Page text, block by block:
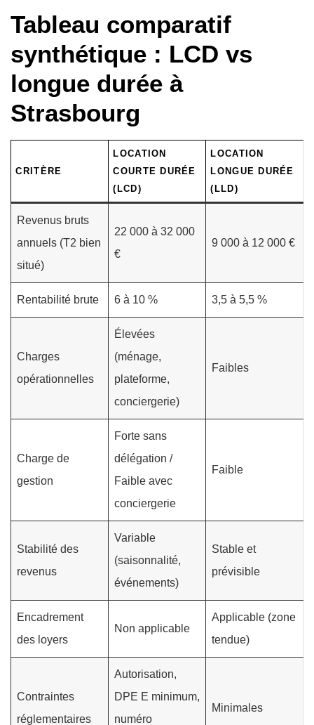
Tableau comparatif
synthétique : LCD vs
longue durée à
Strasbourg
CRITÈRE
LOCATION
COURTE DURÉE
(LCD)
LOCATION
LONGUE DURÉE
(LLD)
Revenus bruts
annuels (T2 bien
situé)
22 000 à 32 000
€
9 000 à 12 000 €
Rentabilité brute 6 à 10 % 3,5 à 5,5 %
Charges
opérationnelles
Élevées
(ménage,
plateforme,
conciergerie)
Faibles
Charge de
gestion
Forte sans
délégation /
Faible avec
conciergerie
Faible
Stabilité des
revenus
Variable
(saisonnalité,
événements)
Stable et
prévisible
Encadrement
des loyers
Non applicable
Applicable (zone
tendue)
Contraintes
réglementaires
Autorisation,
DPE E minimum,
numéro
Minimales